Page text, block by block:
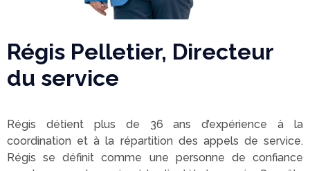
Régis Pelletier, Directeur
du service
Régis détient plus de 36 ans d’expérience à la
coordination et à la répartition des appels de service.
Régis se définit comme une personne de confiance